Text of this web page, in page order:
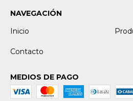
NAVEGACIÓN
Inicio
Contacto
MEDIOS DE PAGO